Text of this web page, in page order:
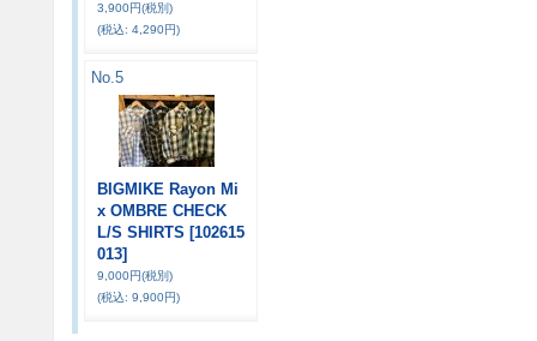
3,900円(税別)
(税込: 4,290円)
No.5
BIGMIKE Rayon Mi
x OMBRE CHECK
L/S SHIRTS [102615
013]
9,000円(税別)
(税込: 9,900円)